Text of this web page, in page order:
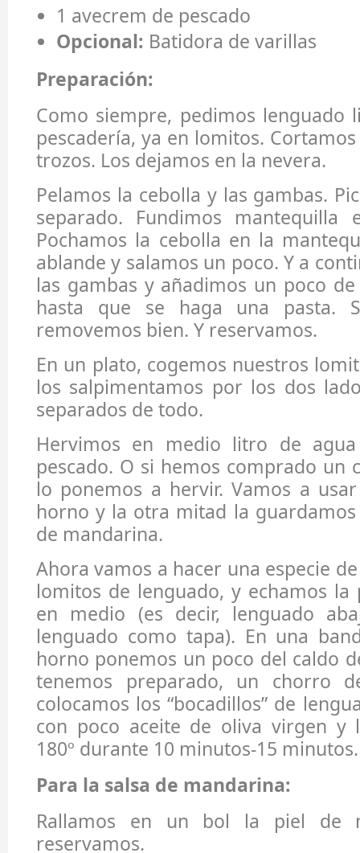
1 avecrem de pescado
Opcional: Batidora de varillas
Preparación:
Como siempre, pedimos lenguado
pescadería, ya en lomitos.
trozos. Los dejamos en la nevera.
Pelamos la cebolla y las gambas.
separado. Fundimos mantequilla
Pochamos la cebolla en la
ablande y salamos un poco. Y a
las gambas y añadimos un poco
hasta que se haga una pasta.
removemos bien. Y reservamos.
En un plato, cogemos nuestros
los salpimentamos por los dos
separados de todo.
Hervimos en medio litro de
pescado. O si hemos comprado un
lo ponemos a hervir. Vamos a
horno y la otra mitad la
de mandarina.
Ahora vamos a hacer una especie
lomitos de lenguado, y echamos la
en medio (es decir, lenguado
lenguado como tapa). En una
horno ponemos un poco del caldo
tenemos preparado, un chorro
colocamos los “bocadillos” de
con poco aceite de oliva virgen y
180º durante 10 minutos-15
Para la salsa de mandarina:
Rallamos en un bol la piel de
reservamos.